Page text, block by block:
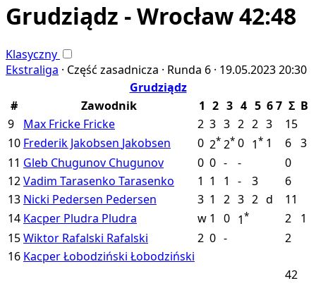
Grudziądz - Wrocław 42:48
Klasyczny
Ekstraliga · Część zasadnicza · Runda 6 · 19.05.202320:30
Grudziądz
#
Zawodnik 1 2 3 4 5 6 7 Σ B
9
Max Fricke Fricke 2 3 3 2 2 3
15
10 Frederik Jakobsen Jakobsen 0 2* 2* 0 1* 1 6 3
11 Gleb Chugunov Chugunov 0 0 - -
0
12Vadim Tarasenko Tarasenko 1 1 1 - 3
6
13 Nicki Pedersen Pedersen 3 1 2 3 2 d
11
14 Kacper Pludra Pludra w 1 0 1* 2
1
15Wiktor Rafalski Rafalski 2 0 -
2
16 Kacper Łobodziński Łobodziński
42